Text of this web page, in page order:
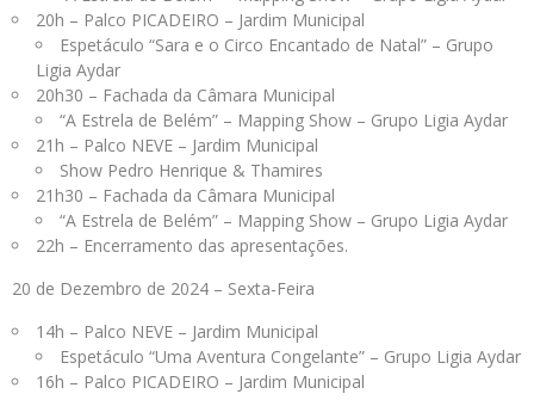
20h – Palco PICADEIRO – Jardim Municipal
Espetáculo “Sara e o Circo Encantado de Natal” – Grupo
Ligia Aydar
20h30 – Fachada da Câmara Municipal
“A Estrela de Belém” – Mapping Show – Grupo Ligia Aydar
21h – Palco NEVE – Jardim Municipal
Show Pedro Henrique & Thamires
21h30 – Fachada da Câmara Municipal
“A Estrela de Belém” – Mapping Show – Grupo Ligia Aydar
22h – Encerramento das apresentações.
20 de Dezembro de 2024 – Sexta-Feira
14h – Palco NEVE – Jardim Municipal
Espetáculo “Uma Aventura Congelante” – Grupo Ligia Aydar
16h – Palco PICADEIRO – Jardim Municipal